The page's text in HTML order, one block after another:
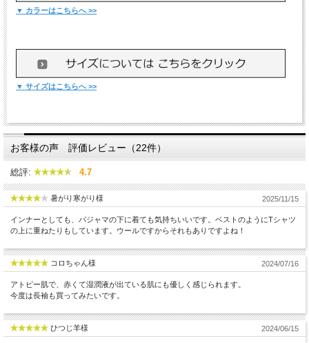
▼ カラーはこちらへ >>
▼ サイズはこちらへ >>
お客様の声 評価レビュー（22件）
総評: 4.7
暑がり寒がり様 2025/11/15
インナーとしても、パジャマの下に着ても気持ちいいです。ベストのようにTシャツ
の上に重ねたりもしています。ウールですからそれもありですよね！
コロちゃん様 2024/07/16
アトピー肌で、赤くて湿潤液が出ている肌にも優しく感じられます。
今度は長袖も買ってみたいです。
ひつじ羊様 2024/06/15